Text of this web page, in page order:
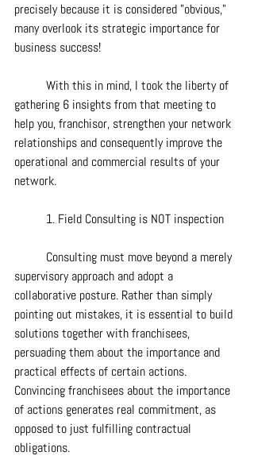
precisely because it is considered "obvious,"
many overlook its strategic importance for
business success!
gathering 6 insights from that meeting to
help you, franchisor, strengthen your network
relationships and consequently improve the
operational and commercial results of your
network.
	1. Field Consulting is NOT inspection
supervisory approach and adopt a
collaborative posture. Rather than simply
pointing out mistakes, it is essential to build
solutions together with franchisees,
persuading them about the importance and
practical effects of certain actions.
Convincing franchisees about the importance
of actions generates real commitment, as
opposed to just fulfilling contractual
obligations.